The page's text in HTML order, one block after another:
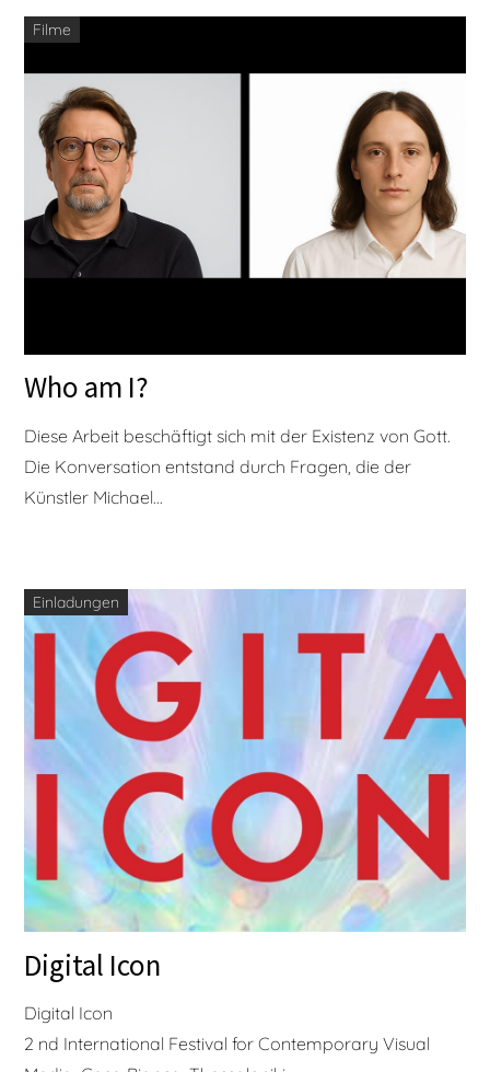
Filme
Who am I?
Diese Arbeit beschäftigt sich mit der Existenz von Gott.
Die Konversation entstand durch Fragen, die der
Künstler Michael...
Einladungen
Digital Icon
Digital Icon
2 nd International Festival for Contemporary Visual